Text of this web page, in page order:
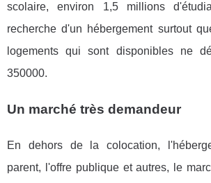
scolaire, environ 1,5 millions
recherche d'un hébergement surtout
logements qui sont disponibles ne
350000.
Un marché très demandeur
En dehors de la colocation,
parent, l'offre publique et autres, le